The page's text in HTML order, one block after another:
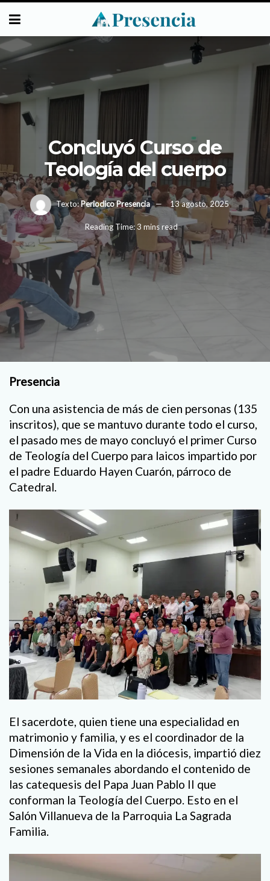
Concluyó Curso de
Teología del cuerpo
Texto:Periodico Presencia 13 agosto, 2025
Reading Time: 3 mins read
Presencia
Con una asistencia de más de cien personas (135
inscritos), que se mantuvo durante todo el curso,
el pasado mes de mayo concluyó el primer Curso
de Teología del Cuerpo para laicos impartido por
el padre Eduardo Hayen Cuarón, párroco de
Catedral.
El sacerdote, quien tiene una especialidad en
matrimonio y familia, y es el coordinador de la
Dimensión de la Vida en la diócesis, impartió diez
sesiones semanales abordando el contenido de
las catequesis del Papa Juan Pablo II que
conforman la Teología del Cuerpo. Esto en el
Salón Villanueva de la Parroquia La Sagrada
Familia.